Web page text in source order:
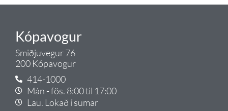
Kópavogur
Smiðjuvegur 76
200 Kópavogur
414-1000
Mán - fös. 8:00 til 17:00
Lau. Lokað í sumar